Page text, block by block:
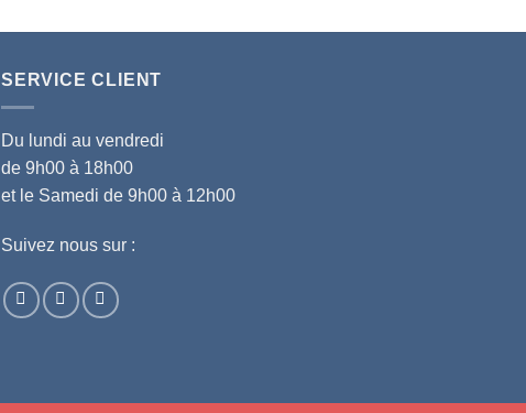
SERVICE CLIENT
Du lundi au vendredi
de 9h00 à 18h00
et le Samedi de 9h00 à 12h00
Suivez nous sur :